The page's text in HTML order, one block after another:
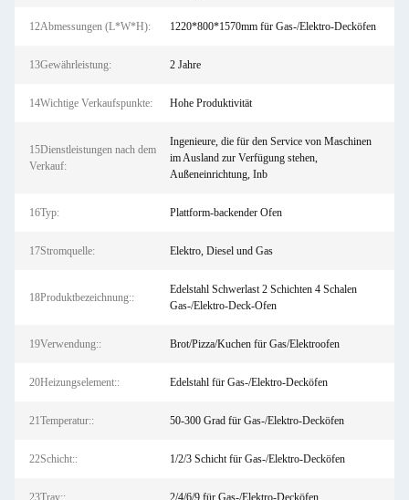
12Abmessungen (L*W*H): 1220*800*1570mm für Gas-/Elektro-Decköfen
13Gewährleistung: 2 Jahre
14Wichtige Verkaufspunkte: Hohe Produktivität
15Dienstleistungen nach dem
Verkauf:
Ingenieure, die für den Service von Maschinen
im Ausland zur Verfügung stehen,
Außeneinrichtung, Inb
16Typ: Plattform-backender Ofen
17Stromquelle: Elektro, Diesel und Gas
18Produktbezeichnung::
Edelstahl Schwerlast 2 Schichten 4 Schalen
Gas-/Elektro-Deck-Ofen
19Verwendung:: Brot/Pizza/Kuchen für Gas/Elektroofen
20Heizungselement:: Edelstahl für Gas-/Elektro-Decköfen
21Temperatur:: 50-300 Grad für Gas-/Elektro-Decköfen
22Schicht:: 1/2/3 Schicht für Gas-/Elektro-Decköfen
23Tray:: 2/4/6/9 für Gas-/Elektro-Decköfen